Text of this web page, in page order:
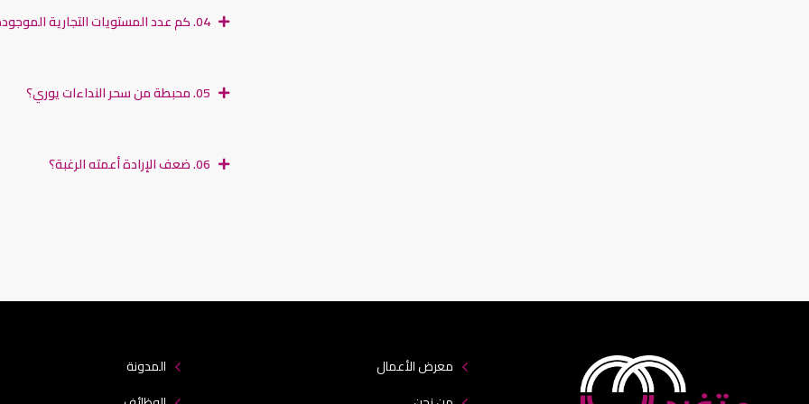
04. كم عدد المستويات التجارية الموجودة؟
05. محبطة من سحر النداءات يوري؟
06. ضعف الإرادة أعمته الرغبة؟
معرض الأعمال
المدونة